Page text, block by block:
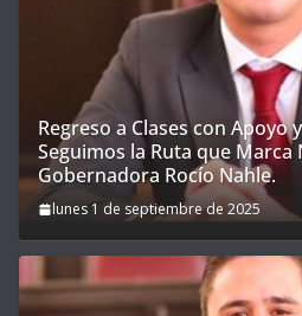
Regreso a Clases con Apoyo
Seguimos la Ruta que Marca
Gobernadora Rocío Nahle.
lunes 1 de septiembre de 2025